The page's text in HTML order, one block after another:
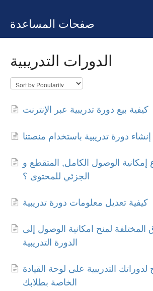
صفحات المساعدة
الدورات التدريبية
كيفية بيع دورة تدريبية عبر الإنترنت
إنشاء دورة تدريبية باستخدام منصتنا
الوصول الكامل, المتقطع و
الجزئي للمحتوى ؟
كيفية تعديل معلومات دورة تدريبية
لمنح امكانية الوصول إلى
الدورة التدريبية
لدوراتك التدريبية على لوحة القيادة
الخاصة بطلابك